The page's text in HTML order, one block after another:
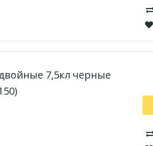
7,5кл черные